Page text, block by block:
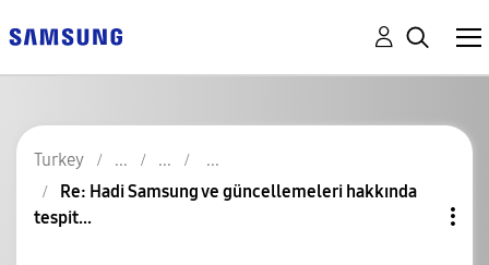
Turkey
Re: Hadi Samsung ve güncellemeleri hakkında
tespit...